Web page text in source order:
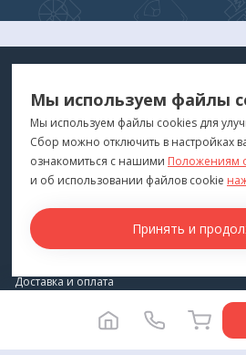
ДЛЯ ВАС
"Медтехника для Вас"©2026
ПОКУПАТЕЛЯМ
Каталог
Бренды
Для оптовиков
Доставка и оплата
Мы используем файлы
Мы используем файлы cookies для
Сбор можно отключить в настройках
ознакомиться с нашими Положениям
и об использовании файлов cookie
Принять и